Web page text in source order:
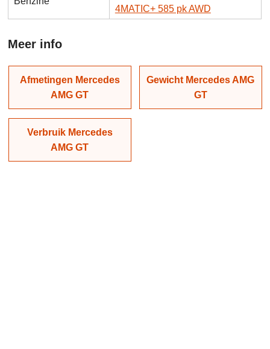
4MATIC+ 585 pk AWD
Meer info
Afmetingen Mercedes
AMG GT
Gewicht Mercedes AMG
GT
Verbruik Mercedes
AMG GT